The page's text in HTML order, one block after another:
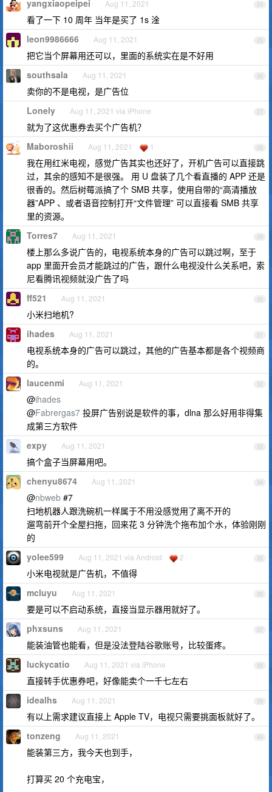
24
yangxiaopeipei Aug 11, 2021
看了一下 10 周年 当年是买了 1s 淦
25
leon9986666 Aug 11, 2021
把它当个屏幕用还可以，里面的系统实在是不好用
26
southsala Aug 11, 2021
卖你的不是电视，是广告位
27
Lonely Aug 11, 2021 via iPhone
就为了这优惠券去买个广告机？
28
Maboroshii Aug 11, 2021 1
我在用红米电视，感觉广告其实也还好了，开机广告可以直接跳
过，其余的感知不是很强。 用 U 盘装了几个看直播的 APP 还是
很香的。然后树莓派搞了个 SMB 共享，使用自带的“高清播放
器”APP 、或者语音控制打开“文件管理” 可以直接看 SMB 共享
里的资源。
29
Torres7 Aug 11, 2021
楼上那么多说广告的，电视系统本身的广告可以跳过啊，至于
app 里面开会员才能跳过的广告，跟什么电视没什么关系吧，索
尼看腾讯视频就没广告了吗
30
ff521 Aug 11, 2021
小米扫地机?
31
ihades Aug 11, 2021
电视系统本身的广告可以跳过，其他的广告基本都是各个视频商
的。
32
laucenmi Aug 11, 2021
@ihades
@Fabrergas7 投屏广告别说是软件的事，dlna 那么好用非得集
成第三方软件
33
expy Aug 11, 2021
搞个盒子当屏幕用吧。
34
chenyu8674 Aug 11, 2021
@nbweb #7
扫地机器人跟洗碗机一样属于不用没感觉用了离不开的
遛弯前开个全屋扫拖，回来花 3 分钟洗个拖布加个水，体验刚刚
的
35
yolee599 Aug 11, 2021 via Android 2
小米电视就是广告机，不值得
36
mcluyu Aug 11, 2021
要是可以不启动系统，直接当显示器用就好了。
37
phxsuns Aug 11, 2021
能装油管也能看，但是没法登陆谷歌账号，比较蛋疼。
38
luckycatio Aug 11, 2021 via iPhone
直接转手优惠券吧，好像能卖个一千七左右
39
idealhs Aug 11, 2021
有以上需求建议直接上 Apple TV，电视只需要挑面板就好了。
40
tonzeng Aug 11, 2021
能装第三方，我今天也到手，
打算买 20 个充电宝，